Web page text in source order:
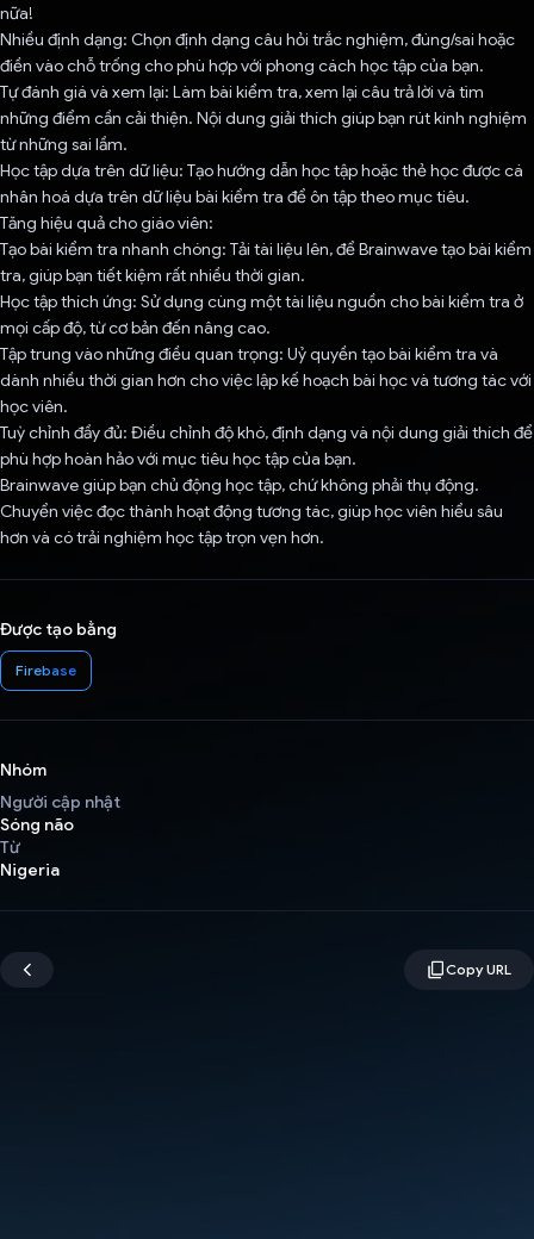
nữa!
Nhiều định dạng: Chọn định dạng câu hỏi trắc nghiệm, đúng/sai hoặc
điền vào chỗ trống cho phù hợp với phong cách học tập của bạn.
Tự đánh giá và xem lại: Làm bài kiểm tra, xem lại câu trả lời và tìm
những điểm cần cải thiện. Nội dung giải thích giúp bạn rút kinh nghiệm
từ những sai lầm.
Học tập dựa trên dữ liệu: Tạo hướng dẫn học tập hoặc thẻ học được cá
nhân hoá dựa trên dữ liệu bài kiểm tra để ôn tập theo mục tiêu.
Tăng hiệu quả cho giáo viên:
Tạo bài kiểm tra nhanh chóng: Tải tài liệu lên, để Brainwave tạo bài kiểm
tra, giúp bạn tiết kiệm rất nhiều thời gian.
Học tập thích ứng: Sử dụng cùng một tài liệu nguồn cho bài kiểm tra ở
mọi cấp độ, từ cơ bản đến nâng cao.
Tập trung vào những điều quan trọng: Uỷ quyền tạo bài kiểm tra và
dành nhiều thời gian hơn cho việc lập kế hoạch bài học và tương tác với
học viên.
Tuỳ chỉnh đầy đủ: Điều chỉnh độ khó, định dạng và nội dung giải thích để
phù hợp hoàn hảo với mục tiêu học tập của bạn.
Brainwave giúp bạn chủ động học tập, chứ không phải thụ động.
Chuyển việc đọc thành hoạt động tương tác, giúp học viên hiểu sâu
hơn và có trải nghiệm học tập trọn vẹn hơn.
Được tạo bằng
Firebase
Nhóm
Người cập nhật
Sóng não
Từ
Nigeria